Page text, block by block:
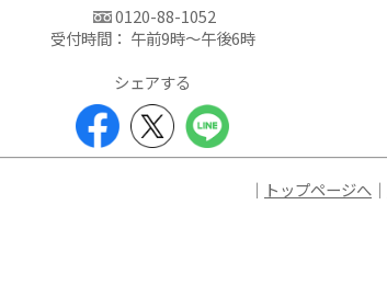
0120-88-1052
受付時間： 午前9時〜午後6時
シェアする
｜ トップページへ ｜